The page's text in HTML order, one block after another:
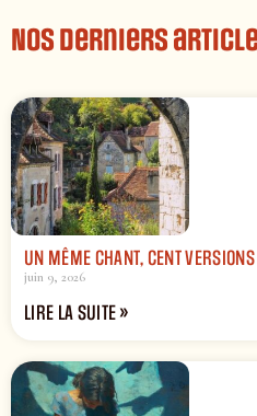
Nos derniers
UN MÊME CHANT, CENT
juin 9, 2026
LIRE LA SUITE »